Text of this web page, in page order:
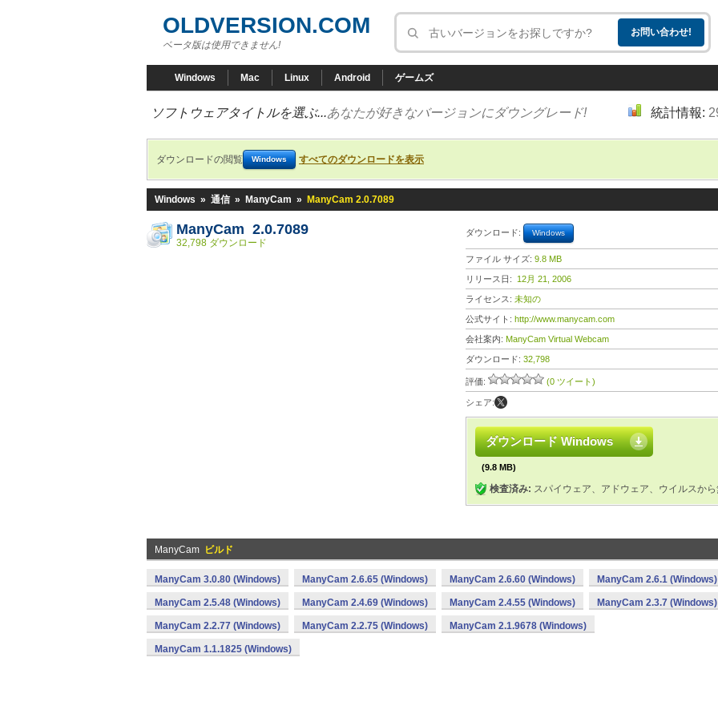
OLDVERSION.COM
ベータ版は使用できません!
Windows Mac Linux Android ゲームズ
ソフトウェアタイトルを選ぶ...あなたが好きなバージョンにダウングレード! 統計情報:
ダウンロードの閲覧 Windows すべてのダウンロードを表示
Windows » 通信 » ManyCam » ManyCam 2.0.7089
ManyCam 2.0.7089
32,798 ダウンロード
ダウンロード: Windows
ファイル サイズ: 9.8 MB
リリース日: 12月 21, 2006
ライセンス: 未知の
公式サイト: http://www.manycam.com
会社案内: ManyCam Virtual Webcam
ダウンロード: 32,798
評価: (0 ツイート)
シェア:
ダウンロード Windows
(9.8 MB)
検査済み: スパイウェア、アドウェア、ウイルスか
ManyCam ビルド
ManyCam 3.0.80 (Windows) ManyCam 2.6.65 (Windows) ManyCam 2.6.60 (Windows) ManyCam 2.6.1 (Windows)
ManyCam 2.5.48 (Windows) ManyCam 2.4.69 (Windows) ManyCam 2.4.55 (Windows) ManyCam 2.3.7 (Windows)
ManyCam 2.2.77 (Windows) ManyCam 2.2.75 (Windows) ManyCam 2.1.9678 (Windows)
ManyCam 1.1.1825 (Windows)